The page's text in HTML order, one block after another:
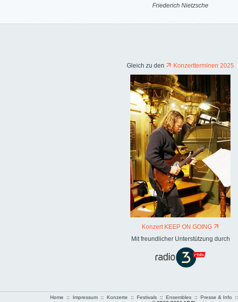
Friederich Nietzsche
Gleich zu den Konzertterminen 2025
Konzert KEEP ON GOING
Mit freundlicher Unterstützung durch
Home :: Impressum:: Konzerte :: Festivals:: Ensembles:: Presse & Info ::